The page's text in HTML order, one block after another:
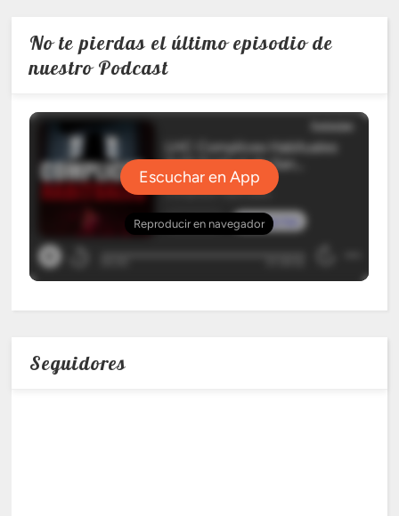
No te pierdas el último episodio de
nuestro Podcast
Seguidores